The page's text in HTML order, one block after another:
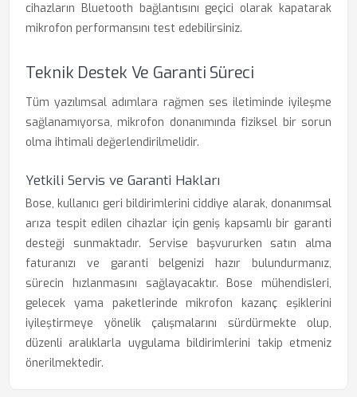
cihazların Bluetooth bağlantısını geçici olarak kapatarak
mikrofon performansını test edebilirsiniz.
Teknik Destek Ve Garanti Süreci
Tüm yazılımsal adımlara rağmen ses iletiminde iyileşme
sağlanamıyorsa, mikrofon donanımında fiziksel bir sorun
olma ihtimali değerlendirilmelidir.
Yetkili Servis ve Garanti Hakları
Bose, kullanıcı geri bildirimlerini ciddiye alarak, donanımsal
arıza tespit edilen cihazlar için geniş kapsamlı bir garanti
desteği sunmaktadır. Servise başvururken satın alma
faturanızı ve garanti belgenizi hazır bulundurmanız,
sürecin hızlanmasını sağlayacaktır. Bose mühendisleri,
gelecek yama paketlerinde mikrofon kazanç eşiklerini
iyileştirmeye yönelik çalışmalarını sürdürmekte olup,
düzenli aralıklarla uygulama bildirimlerini takip etmeniz
önerilmektedir.